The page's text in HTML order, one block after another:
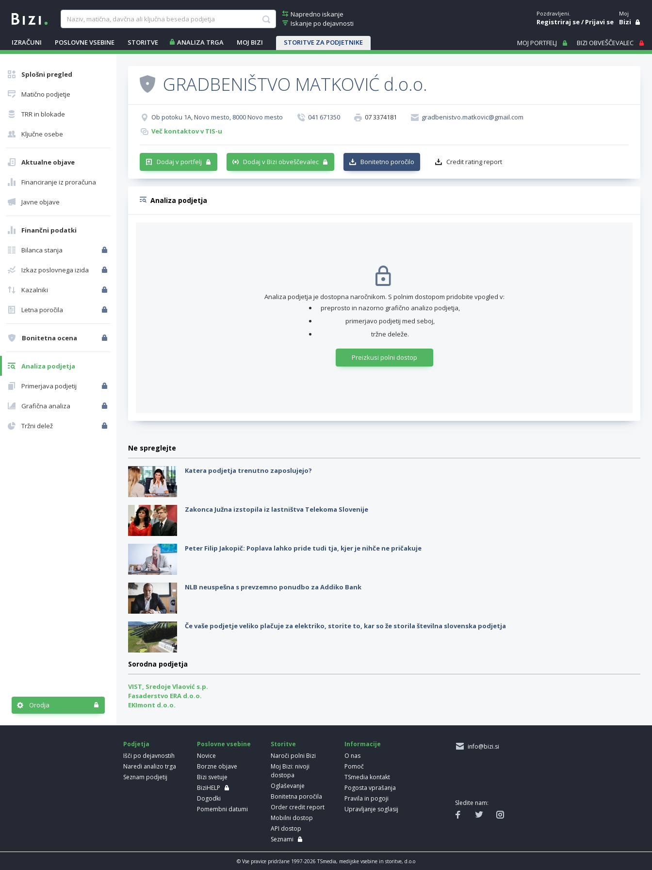
Napredno iskanje
Iskanje po dejavnosti
IZRAČUNI POSLOVNE VSEBINE STORITVE ANALIZA TRGA MOJ BIZI STORITVE ZA PODJETNIKE
Pozdravljeni.
Registriraj se/Prijavi se
Moj
Bizi
MOJ PORTFELJ BIZI OBVEŠČEVALEC
Splošni pregled
Matično podjetje
TRR in blokade
Ključne osebe
Aktualne objave
Financiranje iz proračuna
Javne objave
Finančni podatki
Bilanca stanja
Izkaz poslovnega izida
Kazalniki
Letna poročila
Bonitetna ocena
Analiza podjetja
Primerjava podjetij
Grafična analiza
Tržni delež
Orodja
GRADBENIŠTVO MATKOVIĆ d.o.o.
Ob potoku 1A, Novo mesto, 8000 Novo mesto 041 671350 07 3374181
gradbenistvo.matkovic@gmail.com
Več kontaktov v TIS-u
Dodaj v portfelj Dodaj v Bizi obveščevalec Bonitetno poročilo Credit rating report
Analiza podjetja
Analiza podjetja je dostopna naročnikom. S polnim dostopom pridobite vpogled v:
preprosto in nazorno grafično analizo podjetja,
primerjavo podjetij med seboj,
tržne deleže.
Preizkusi polni dostop
Ne spreglejte
Katera podjetja trenutno zaposlujejo?
Zakonca Južna izstopila iz lastništva Telekoma Slovenije
Peter Filip Jakopič: Poplava lahko pride tudi tja, kjer je nihče ne pričakuje
NLB neuspešna s prevzemno ponudbo za Addiko Bank
Če vaše podjetje veliko plačuje za elektriko, storite to, kar so že storila številna slovenska podjetja
Sorodna podjetja
VIST, Sredoje Vlaović s.p.
Fasaderstvo ERA d.o.o.
EKImont d.o.o.
Podjetja
Išči po dejavnostih
Naredi analizo trga
Seznam podjetij
Poslovne vsebine
Novice
Borzne objave
Bizi svetuje
BiziHELP
Dogodki
Pomembni datumi
Storitve
Naroči polni Bizi
Moj Bizi: nivoji
dostopa
Oglaševanje
Bonitetna poročila
Order credit report
Mobilni dostop
API dostop
Seznami
Informacije
O nas
Pomoč
TSmedia kontakt
Pogosta vprašanja
Pravila in pogoji
Upravljanje soglasij
info@bizi.si
Sledite nam:
© Vse pravice pridržane 1997-2026 TSmedia, medijske vsebine in storitve, d.o.o